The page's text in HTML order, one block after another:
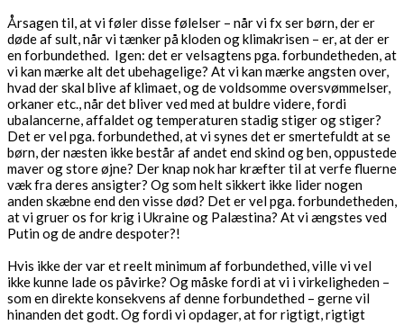
Årsagen til, at vi føler disse følelser – når vi fx ser børn, der er
døde af sult, når vi tænker på kloden og klimakrisen – er, at der er
en forbundethed. Igen: det er velsagtens pga. forbundetheden, at
vi kan mærke alt det ubehagelige? At vi kan mærke angsten over,
hvad der skal blive af klimaet, og de voldsomme oversvømmelser,
orkaner etc., når det bliver ved med at buldre videre, fordi
ubalancerne, affaldet og temperaturen stadig stiger og stiger?
Det er vel pga. forbundethed, at vi synes det er smertefuldt at se
børn, der næsten ikke består af andet end skind og ben, oppustede
maver og store øjne? Der knap nok har kræfter til at verfe fluerne
væk fra deres ansigter? Og som helt sikkert ikke lider nogen
anden skæbne end den visse død? Det er vel pga. forbundetheden,
at vi gruer os for krig i Ukraine og Palæstina? At vi ængstes ved
Putin og de andre despoter?!
Hvis ikke der var et reelt minimum af forbundethed, ville vi vel
ikke kunne lade os påvirke? Og måske fordi at vi i virkeligheden –
som en direkte konsekvens af denne forbundethed – gerne vil
hinanden det godt. Og fordi vi opdager, at for rigtigt, rigtigt